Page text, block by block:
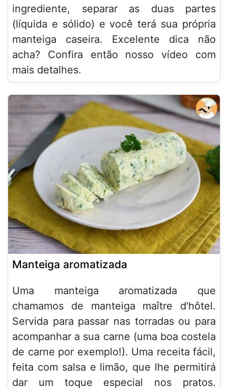
ingrediente, separar as duas partes
(líquida e sólido) e você terá sua própria
manteiga caseira. Excelente dica não
acha? Confira então nosso vídeo com
mais detalhes.
Manteiga aromatizada
Uma manteiga aromatizada que
chamamos de manteiga maître d'hôtel.
Servida para passar nas torradas ou para
acompanhar a sua carne (uma boa costela
de carne por exemplo!). Uma receita fácil,
feita com salsa e limão, que lhe permitirá
dar um toque especial nos pratos.